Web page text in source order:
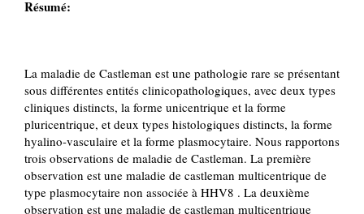
Résumé:
La maladie de Castleman est une pathologie rare se présentant
sous différentes entités clinicopathologiques, avec deux types
cliniques distincts, la forme unicentrique et la forme
pluricentrique, et deux types histologiques distincts, la forme
hyalino-vasculaire et la forme plasmocytaire. Nous rapportons
trois observations de maladie de Castleman. La première
observation est une maladie de castleman multicentrique de
type plasmocytaire non associée à HHV8 . La deuxième
observation est une maladie de castleman multicentrique